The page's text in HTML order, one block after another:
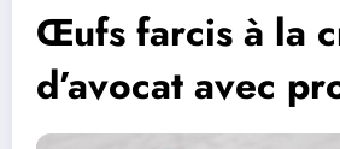
Œufs farcis à la
d’avocat avec